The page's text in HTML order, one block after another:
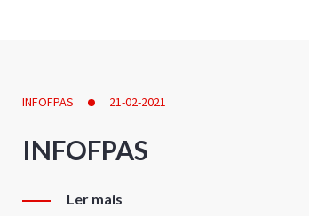
INFOFPAS 21-02-2021
INFOFPAS
Ler mais